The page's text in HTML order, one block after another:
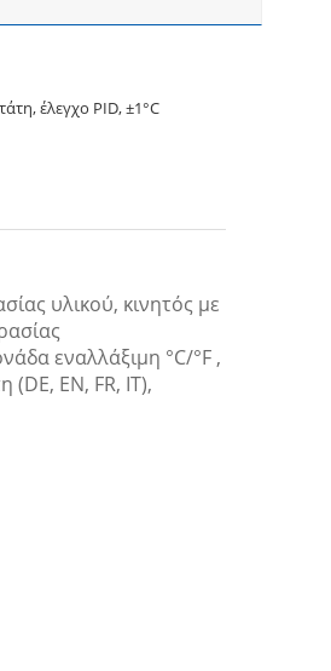
έλεγχο PID, ±1°C
υλικού, κινητός με
εναλλάξιμη °C/°F ,
EN, FR, IT),